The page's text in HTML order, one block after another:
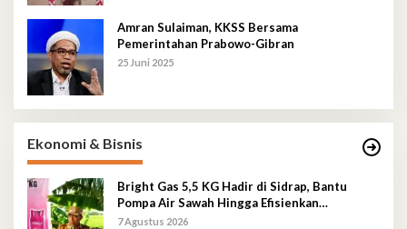
Amran Sulaiman, KKSS Bersama
Pemerintahan Prabowo-Gibran
25 Juni 2025
Ekonomi & Bisnis
Bright Gas 5,5 KG Hadir di Sidrap, Bantu
Pompa Air Sawah Hingga Efisienkan
Penyaluran Elpiji 3 Kg
7 Agustus 2026